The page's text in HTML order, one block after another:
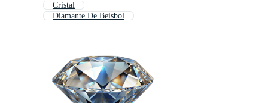
Cristal
Diamante De Beisbol